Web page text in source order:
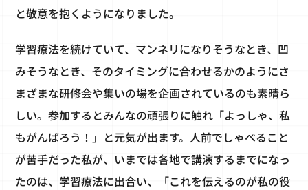
と敬意を抱くようになりました。
学習療法を続けていて、マンネリになりそうなとき、凹
みそうなとき、そのタイミングに合わせるかのようにさ
まざまな研修会や集いの場を企画されているのも素晴ら
しい。参加するとみんなの頑張りに触れ「よっしゃ、私
もがんばろう！」と元気が出ます。人前でしゃべること
が苦手だった私が、いまでは各地で講演するまでになっ
たのは、学習療法に出合い、「これを伝えるのが私の役